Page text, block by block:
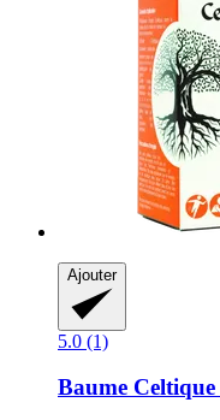
Ajouter
5.0 (1)
Baume Celtique